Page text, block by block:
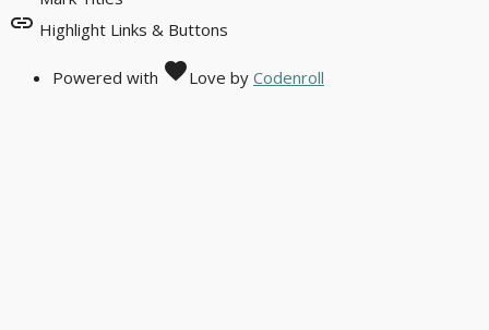
link Highlight Links & Buttons
Powered with favoriteLove by Codenroll